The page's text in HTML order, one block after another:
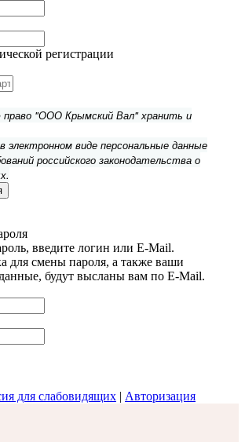
регистрации
право "ООО Крымский Вал" хранить и
электронном виде персональные данные
российского законодательства о
введите логин или E-Mail.
для смены пароля, а также ваши
будут высланы вам по E-Mail.
для слабовидящих | Авторизация